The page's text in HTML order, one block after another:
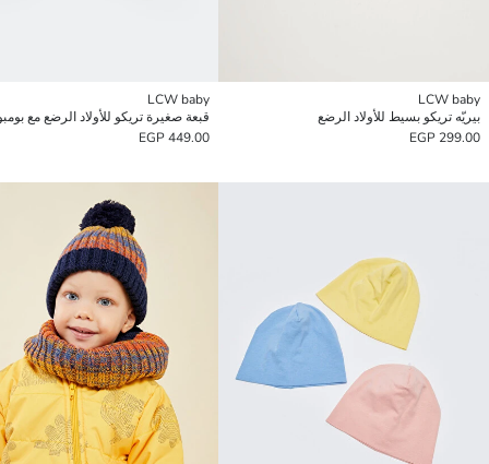
LCW baby
بيريّه تريكو بسيط للأولاد الرضع
299.00 EGP
LCW baby
قبعة صغيرة تريكو للأولاد الرضع مع
449.00 EGP